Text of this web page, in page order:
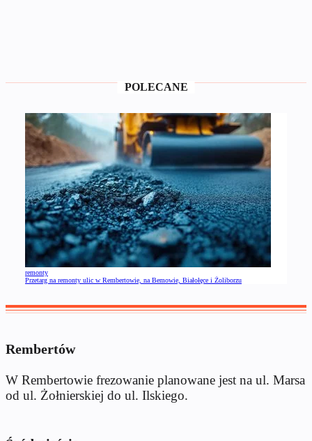
POLECANE
remonty
Przetarg na remonty ulic w Rembertowie, na Bemowie, Białołęce i Żoliborzu
Rembertów
W Rembertowie frezowanie planowane jest na ul. Marsa
od ul. Żołnierskiej do ul. Ilskiego.